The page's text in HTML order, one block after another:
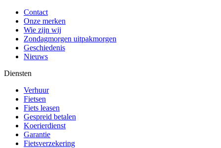
Contact
Onze merken
Wie zijn wij
Zondagmorgen uitpakmorgen
Geschiedenis
Nieuws
Diensten
Verhuur
Fietsen
Fiets leasen
Gespreid betalen
Koerierdienst
Garantie
Fietsverzekering